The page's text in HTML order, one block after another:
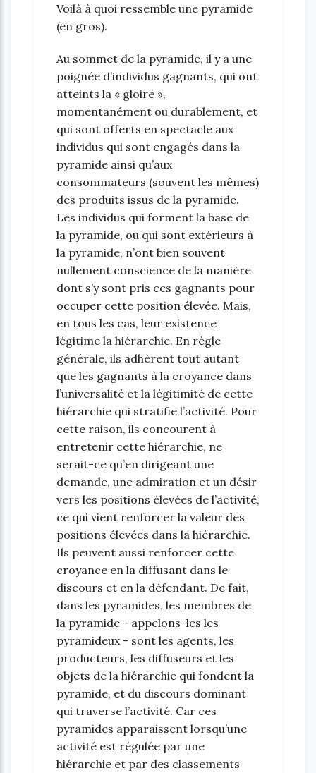
Voilà à quoi ressemble une pyramide
(en gros).
Au sommet de la pyramide, il y a une
poignée d’individus gagnants, qui ont
atteints la « gloire »,
momentanément ou durablement, et
qui sont offerts en spectacle aux
individus qui sont engagés dans la
pyramide ainsi qu’aux
consommateurs (souvent les mêmes)
des produits issus de la pyramide.
Les individus qui forment la base de
la pyramide, ou qui sont extérieurs à
la pyramide, n’ont bien souvent
nullement conscience de la manière
dont s’y sont pris ces gagnants pour
occuper cette position élevée. Mais,
en tous les cas, leur existence
légitime la hiérarchie. En règle
générale, ils adhèrent tout autant
que les gagnants à la croyance dans
l’universalité et la légitimité de cette
hiérarchie qui stratifie l’activité. Pour
cette raison, ils concourent à
entretenir cette hiérarchie, ne
serait-ce qu’en dirigeant une
demande, une admiration et un désir
vers les positions élevées de l’activité,
ce qui vient renforcer la valeur des
positions élevées dans la hiérarchie.
Ils peuvent aussi renforcer cette
croyance en la diffusant dans le
discours et en la défendant. De fait,
dans les pyramides, les membres de
la pyramide - appelons-les les
pyramideux - sont les agents, les
producteurs, les diffuseurs et les
objets de la hiérarchie qui fondent la
pyramide, et du discours dominant
qui traverse l’activité. Car ces
pyramides apparaissent lorsqu’une
activité est régulée par une
hiérarchie et par des classements